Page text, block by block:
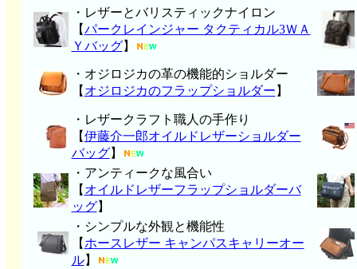
・レザーとバリスティックナイロン
【パークレインジャー タクティカル3ＷＡ
Ｙバッグ】
・オジロジカの革の機能的ショルダー
【 オジロジカのフラップショルダー 】
・レザークラフト職人の手作り
【伊藤介一郎オイルドレザーショルダー
バッグ】
・アンティークな風合い
【 オイルドレザーフラップショルダーバ
ッグ】
・シンプルな外観と機能性
【 ホースレザー キャンパスキャリーオー
ル】